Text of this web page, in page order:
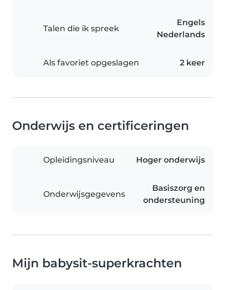
Talen die ik spreek
Engels
Nederlands
Als favoriet opgeslagen 2 keer
Onderwijs en certificeringen
Opleidingsniveau Hoger onderwijs
Onderwijsgegevens
Basiszorg en
ondersteuning
Mijn babysit-superkrachten